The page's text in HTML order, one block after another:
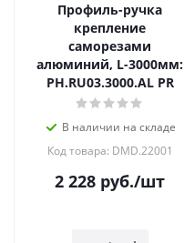
Профиль-ручка
крепление
саморезами
алюминий, L-3000мм:
PH.RU03.3000.AL PR
В наличии на складе
Код товара: DMD.22001
2 228 руб./шт